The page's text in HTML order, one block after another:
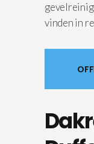
vinden in